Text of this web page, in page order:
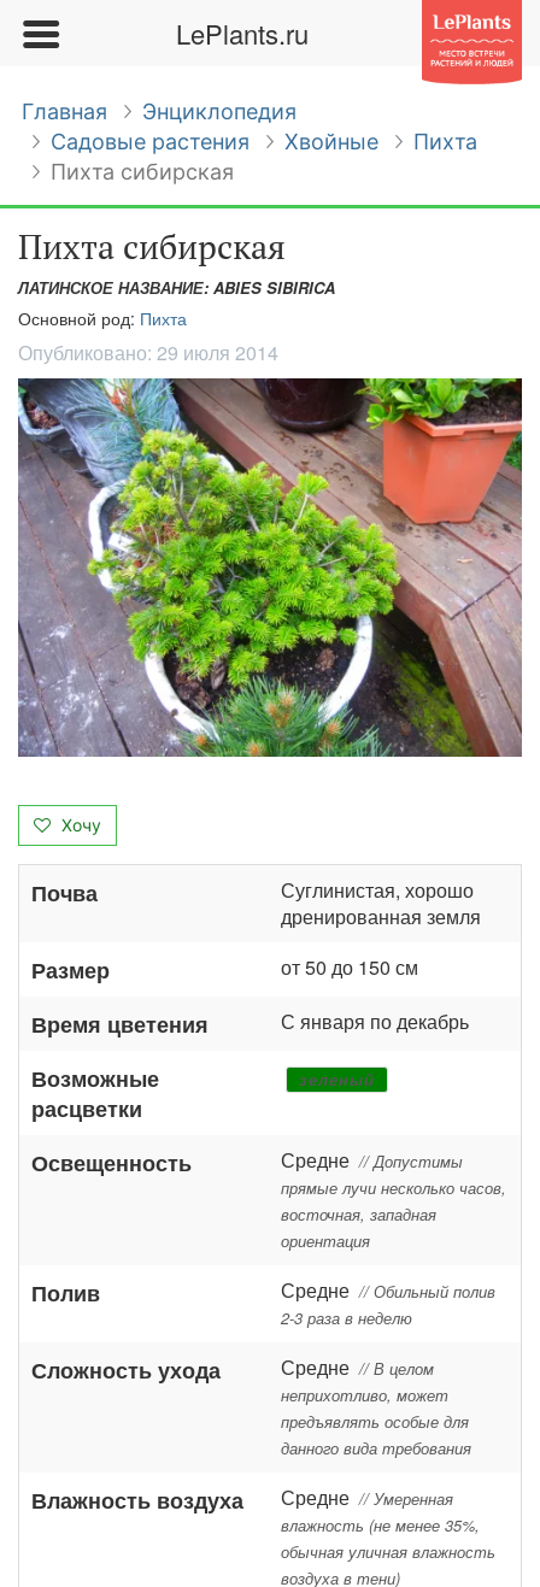
LePlants.ru
Главная
Энциклопедия
Садовые растения
Хвойные
Пихта
Пихта сибирская
Пихта сибирская
ЛАТИНСКОЕ НАЗВАНИЕ: ABIES SIBIRICA
Основной род: Пихта
Опубликовано: 29 июля 2014
Хочу
Почва
Суглинистая, хорошо
дренированная земля
Размер от 50 до 150 см
Время цветения С января по декабрь
Возможные
расцветки
зеленый
Освещенность Средне // Допустимы
прямые лучи несколько часов,
восточная, западная
ориентация
Полив Средне // Обильный полив
2-3 раза в неделю
Сложность ухода Средне // В целом
неприхотливо, может
предъявлять особые для
данного вида требования
Влажность воздуха Средне // Умеренная
влажность (не менее 35%,
обычная уличная влажность
воздуха в тени)